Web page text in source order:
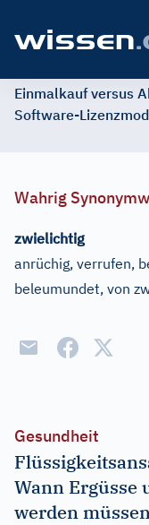
Einmalkauf versus
Software-
Wahrig
zwielichtig
anrüchig, verrufen,
beleumundet, von
Gesundheit
Wann Ergüsse
werden